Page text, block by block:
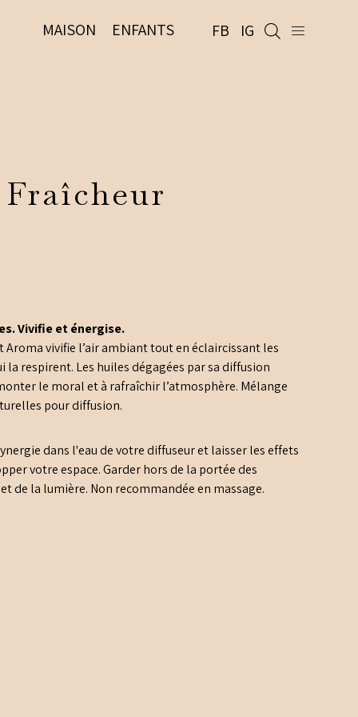
MAISON ENFANTS FB IG
Vivifie et énergise.
Aroma vivifie l’air ambiant tout en éclaircissant les
la respirent. Les huiles dégagées par sa diffusion
le moral et à rafraîchir l’atmosphère. Mélange
pour diffusion.
dans l'eau de votre diffuseur et laisser les effets
votre espace. Garder hors de la portée des
de la lumière. Non recommandée en massage.